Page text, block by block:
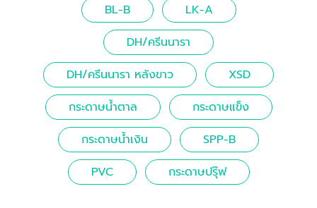
BL-B
LK-A
DH/ครีนนารา
DH/ครีนนารา หลังขาว
XSD
กระดาษน้ำตาล
กระดาษแข็ง
กระดาษน้ำเงิน
SPP-B
PVC
กระดาษปรุ๊ฟ